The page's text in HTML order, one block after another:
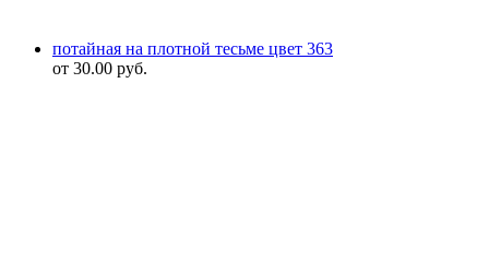
потайная на плотной тесьме цвет 363
от 30.00 руб.